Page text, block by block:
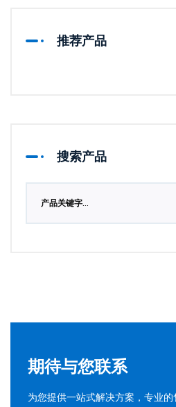
推荐产品
搜索产品
期待与您联系
为您提供一站式解决方案，专业